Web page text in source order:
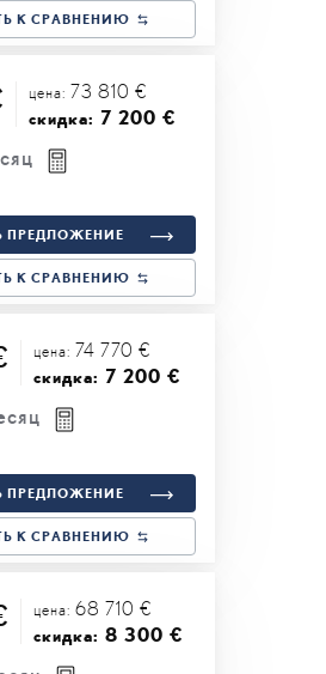
К СРАВНЕНИЮ
цена: 73 810 €
скидка: 7 200 €
ПРЕДЛОЖЕНИЕ
К СРАВНЕНИЮ
цена: 74 770 €
скидка: 7 200 €
ПРЕДЛОЖЕНИЕ
К СРАВНЕНИЮ
цена: 68 710 €
скидка: 8 300 €